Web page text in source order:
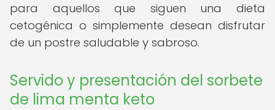
para aquellos que siguen una dieta
cetogénica o simplemente desean disfrutar
de un postre saludable y sabroso.
Servido y presentación del sorbete
de lima menta keto